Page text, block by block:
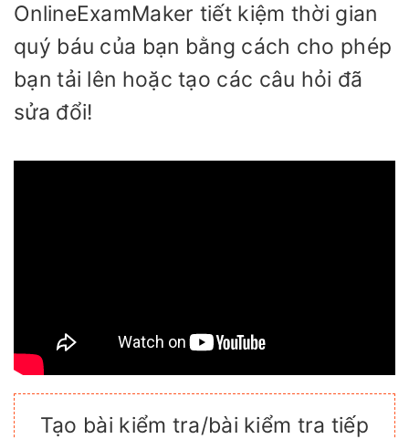
OnlineExamMaker tiết kiệm thời gian
quý báu của bạn bằng cách cho phép
bạn tải lên hoặc tạo các câu hỏi đã
sửa đổi!
Tạo bài kiểm tra/bài kiểm tra tiếp